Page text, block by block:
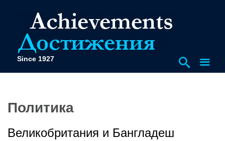
Since 1927
Политика
Великобритания и Бангладеш